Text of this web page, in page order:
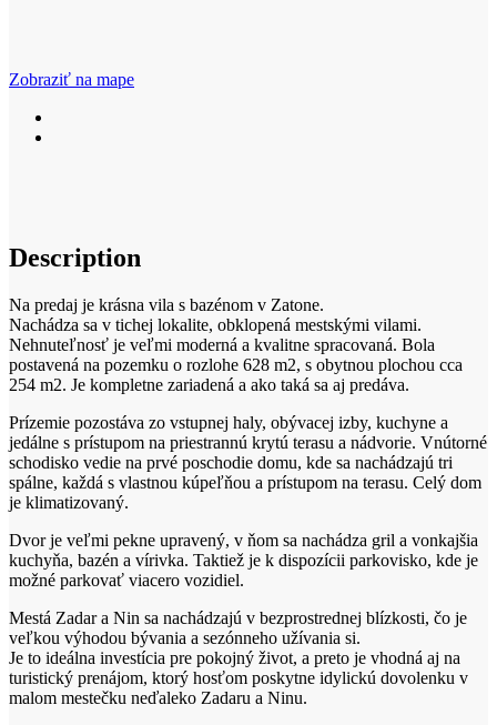
Zobraziť na mape
Description
Na predaj je krásna vila s bazénom v Zatone.
Nachádza sa v tichej lokalite, obklopená mestskými vilami.
Nehnuteľnosť je veľmi moderná a kvalitne spracovaná. Bola
postavená na pozemku o rozlohe 628 m2, s obytnou plochou cca
254 m2. Je kompletne zariadená a ako taká sa aj predáva.
Prízemie pozostáva zo vstupnej haly, obývacej izby, kuchyne a
jedálne s prístupom na priestrannú krytú terasu a nádvorie. Vnútorné
schodisko vedie na prvé poschodie domu, kde sa nachádzajú tri
spálne, každá s vlastnou kúpeľňou a prístupom na terasu. Celý dom
je klimatizovaný.
Dvor je veľmi pekne upravený, v ňom sa nachádza gril a vonkajšia
kuchyňa, bazén a vírivka. Taktiež je k dispozícii parkovisko, kde je
možné parkovať viacero vozidiel.
Mestá Zadar a Nin sa nachádzajú v bezprostrednej blízkosti, čo je
veľkou výhodou bývania a sezónneho užívania si.
Je to ideálna investícia pre pokojný život, a preto je vhodná aj na
turistický prenájom, ktorý hosťom poskytne idylickú dovolenku v
malom mestečku neďaleko Zadaru a Ninu.